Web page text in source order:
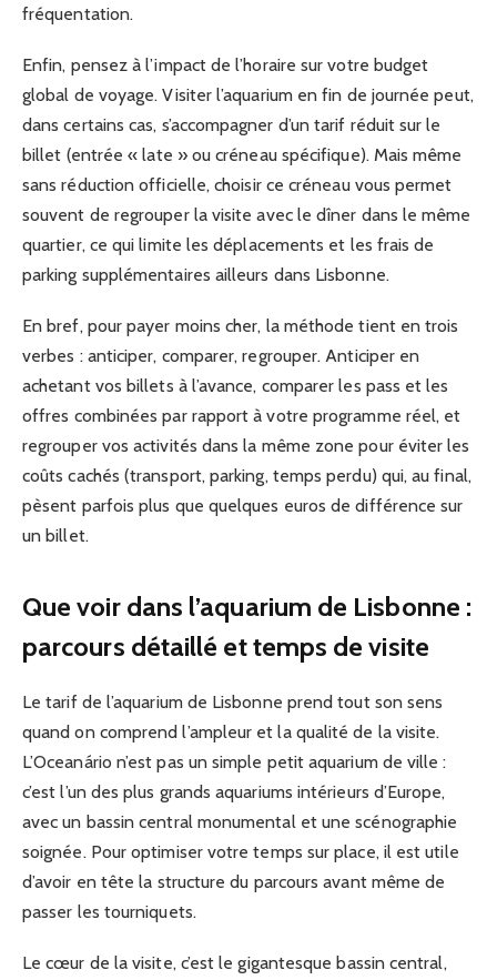
fréquentation.
Enfin, pensez à l’impact de l’horaire sur votre budget
global de voyage. Visiter l’aquarium en fin de journée peut,
dans certains cas, s’accompagner d’un tarif réduit sur le
billet (entrée « late » ou créneau spécifique). Mais même
sans réduction officielle, choisir ce créneau vous permet
souvent de regrouper la visite avec le dîner dans le même
quartier, ce qui limite les déplacements et les frais de
parking supplémentaires ailleurs dans Lisbonne.
En bref, pour payer moins cher, la méthode tient en trois
verbes : anticiper, comparer, regrouper. Anticiper en
achetant vos billets à l’avance, comparer les pass et les
offres combinées par rapport à votre programme réel, et
regrouper vos activités dans la même zone pour éviter les
coûts cachés (transport, parking, temps perdu) qui, au final,
pèsent parfois plus que quelques euros de différence sur
un billet.
Que voir dans l’aquarium de Lisbonne :
parcours détaillé et temps de visite
Le tarif de l’aquarium de Lisbonne prend tout son sens
quand on comprend l’ampleur et la qualité de la visite.
L’Oceanário n’est pas un simple petit aquarium de ville :
c’est l’un des plus grands aquariums intérieurs d’Europe,
avec un bassin central monumental et une scénographie
soignée. Pour optimiser votre temps sur place, il est utile
d’avoir en tête la structure du parcours avant même de
passer les tourniquets.
Le cœur de la visite, c’est le gigantesque bassin central,